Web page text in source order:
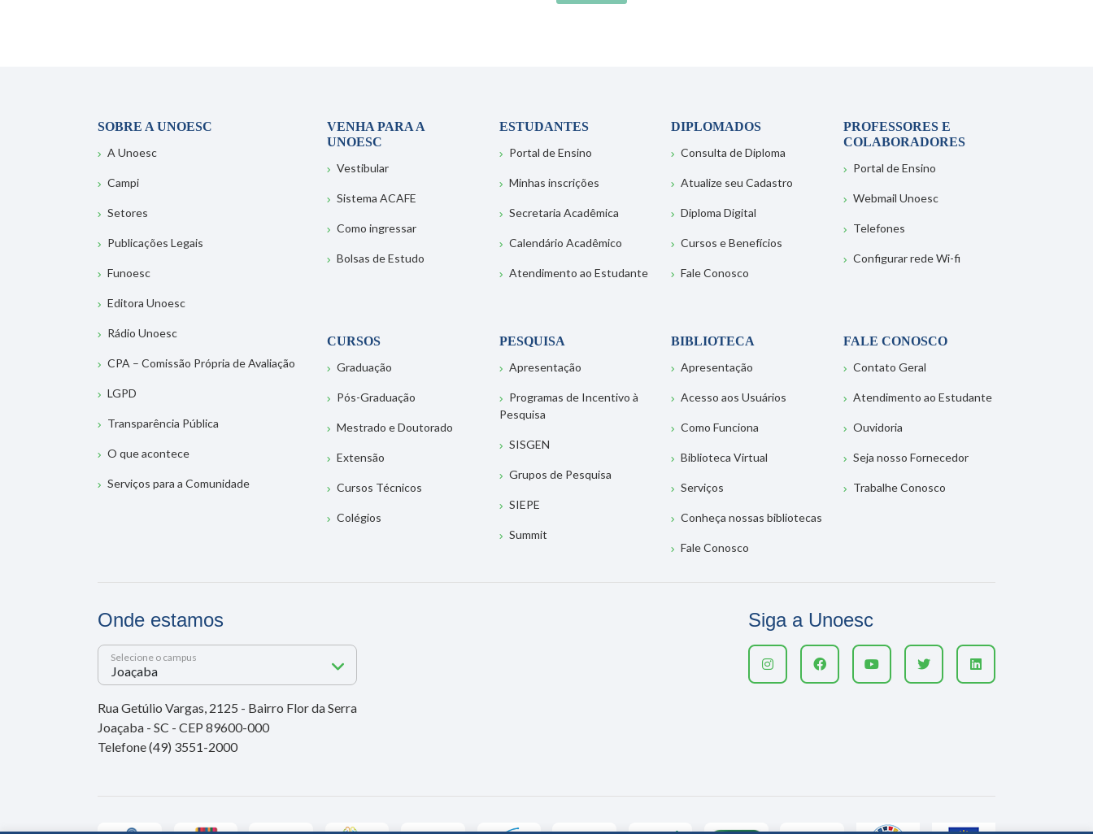
SOBRE A UNOESC
A Unoesc
Campi
Setores
Publicações Legais
Funoesc
Editora Unoesc
Rádio Unoesc
CPA – Comissão Própria de Avaliação
LGPD
Transparência Pública
O que acontece
Serviços para a Comunidade
VENHA PARA A
UNOESC
Vestibular
Sistema ACAFE
Como ingressar
Bolsas de Estudo
ESTUDANTES
Portal de Ensino
Minhas inscrições
Secretaria Acadêmica
Calendário Acadêmico
Atendimento ao Estudante
DIPLOMADOS
Consulta de Diploma
Atualize seu Cadastro
Diploma Digital
Cursos e Benefícios
Fale Conosco
PROFESSORES E
COLABORADORES
Portal de Ensino
Webmail Unoesc
Telefones
Configurar rede Wi-fi
CURSOS
Graduação
Pós-Graduação
Mestrado e Doutorado
Extensão
Cursos Técnicos
Colégios
PESQUISA
Apresentação
Programas de Incentivo à
Pesquisa
SISGEN
Grupos de Pesquisa
SIEPE
Summit
BIBLIOTECA
Apresentação
Acesso aos Usuários
Como Funciona
Biblioteca Virtual
Serviços
Conheça nossas bibliotecas
Fale Conosco
FALE CONOSCO
Contato Geral
Atendimento ao Estudante
Ouvidoria
Seja nosso Fornecedor
Trabalhe Conosco
Onde estamos
Selecione o campus
Rua Getúlio Vargas, 2125 - Bairro Flor da Serra
Joaçaba - SC - CEP 89600-000
Telefone (49) 3551-2000
Siga a Unoesc